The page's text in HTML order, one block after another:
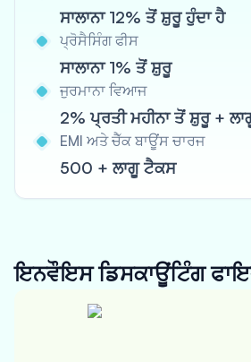
ਸਾਲਾਨਾ 12% ਤੋਂ ਸ਼ੁਰੂ ਹੁੰਦਾ ਹੈ
ਪ੍ਰੋਸੈਸਿੰਗ ਫੀਸ
ਸਾਲਾਨਾ 1% ਤੋਂ ਸ਼ੁਰੂ
ਜੁਰਮਾਨਾ ਵਿਆਜ
2% ਪ੍ਰਤੀ ਮਹੀਨਾ ਤੋਂ ਸ਼ੁਰੂ +
EMI ਅਤੇ ਚੈੱਕ ਬਾਊਂਸ ਚਾਰਜ
500 + ਲਾਗੂ ਟੈਕਸ
ਇਨਵੌਇਸ ਡਿਸਕਾਊਂਟਿੰਗ